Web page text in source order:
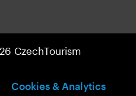
CzechTourism
Cookies & Analytics